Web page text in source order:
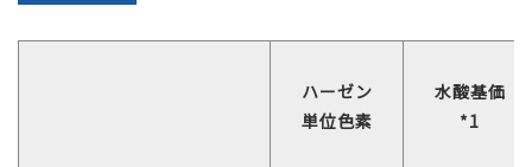
ハーゼン
単位色素
水酸基価
*1